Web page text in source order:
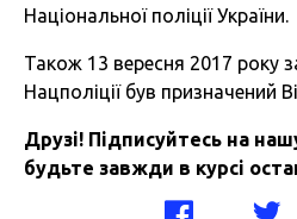
Національної поліції України.
Також 13 вересня 2017 року
Нацполіції був призначений
Друзі! Підписуйтесь на
будьте завжди в курсі